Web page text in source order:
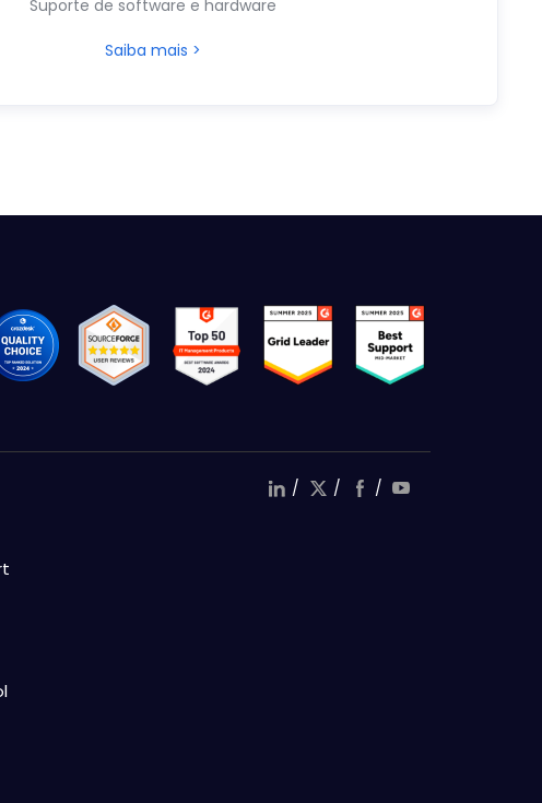
Suporte de software e hardware
Saiba mais >
/ / /